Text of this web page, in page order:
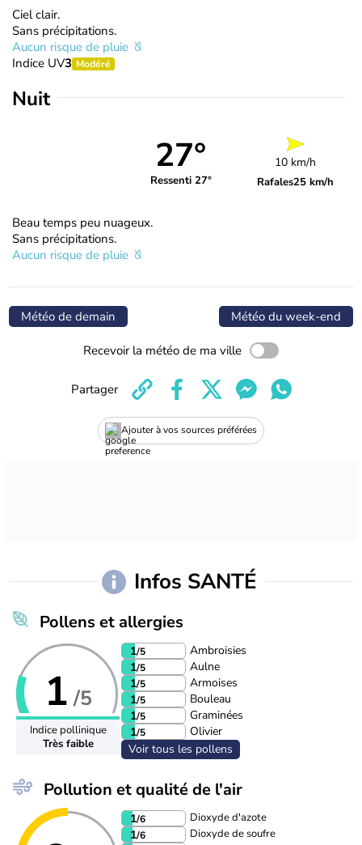
Ciel clair.
Sans précipitations.
Aucun risque de pluie
Indice UV3 Modéré
Nuit
27°
Ressenti 27°
10 km/h
Rafales25 km/h
Beau temps peu nuageux.
Sans précipitations.
Aucun risque de pluie
Météo de demain Météo du week-end
Recevoir la météo de ma ville
Ajouter à vos sources préférées
Partager
Infos SANTÉ
Pollens et allergies
1 /5
Indice pollinique
Très faible
1/5
Ambroisies
1/5
Aulne
1/5
Armoises
1/5
Bouleau
1/5
Graminées
1/5
Olivier
Voir tous les pollens
Pollution et qualité de l'air
1/6 Dioxyde d'azote
1/6 Dioxyde de soufre